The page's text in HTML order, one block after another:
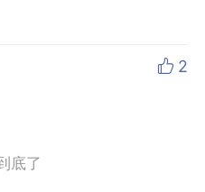
说的那样。
 2
底了